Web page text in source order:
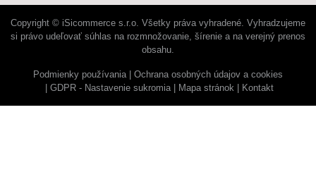
Copyright © iSicommerce s.r.o. Všetky práva vyhradené. Vyhradzujeme
si právo udeľovať súhlas na rozmnožovanie, šírenie a na verejný prenos
obsahu.
Podmienky používania
Ochrana osobných údajov a cookies
GDPR - Nastavenie sukromia
Mapa stránok Kontakt